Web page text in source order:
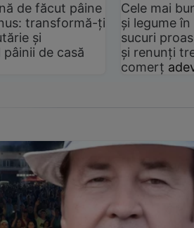
de făcut pâine
transformă-ți
și
de casă
Cele mai
și legume
sucuri
și renunți
comerț